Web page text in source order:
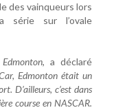
des vainqueurs lors
série sur l’ovale
, a déclaré
Edmonton était un
D’ailleurs, c’est dans
course en NASCAR.